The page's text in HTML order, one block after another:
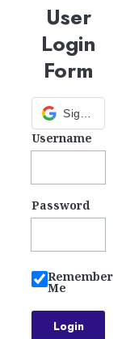
User
Login
Form
Username
Password
Remember
Me